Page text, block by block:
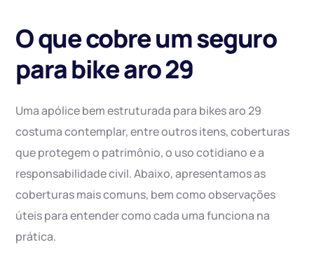
O que cobre um seguro
para bike aro 29
Uma apólice bem estruturada para bikes aro 29
costuma contemplar, entre outros itens, coberturas
que protegem o patrimônio, o uso cotidiano e a
responsabilidade civil. Abaixo, apresentamos as
coberturas mais comuns, bem como observações
úteis para entender como cada uma funciona na
prática.